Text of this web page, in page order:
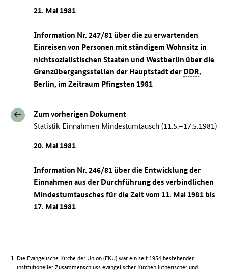
21. Mai 1981
Information Nr. 247/81 über die zu erwartenden
Einreisen von Personen mit ständigem Wohnsitz in
nichtsozialistischen Staaten und Westberlin über die
Grenzübergangsstellen der Hauptstadt der DDR,
Berlin, im Zeitraum Pfingsten 1981
Zum vorherigen Dokument
Statistik Einnahmen Mindestumtausch (11.5.–17.5.1981)
20. Mai 1981
Information Nr. 246/81 über die Entwicklung der
Einnahmen aus der Durchführung des verbindlichen
Mindestumtausches für die Zeit vom 11. Mai 1981 bis
17. Mai 1981
Die Evangelische Kirche der Union (EKU) war ein seit 1954 bestehender
institutioneller Zusammenschluss evangelischer Kirchen lutherischer und